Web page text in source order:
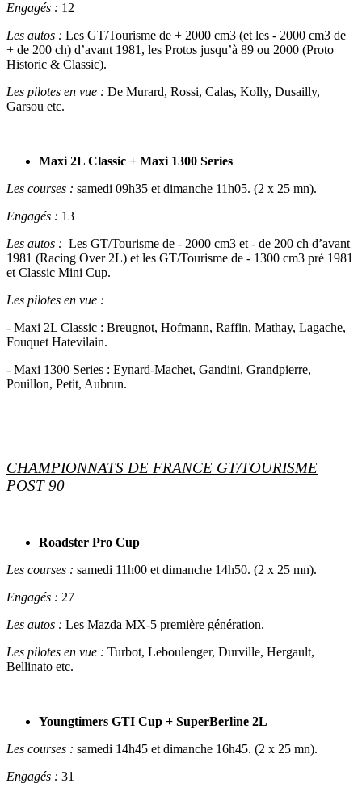
Engagés : 12
Les autos : Les GT/Tourisme de + 2000 cm3 (et les - 2000 cm3 de
+ de 200 ch) d’avant 1981, les Protos jusqu’à 89 ou 2000 (Proto
Historic & Classic).
Les pilotes en vue : De Murard, Rossi, Calas, Kolly, Dusailly,
Garsou etc.
Maxi 2L Classic + Maxi 1300 Series
Les courses : samedi 09h35 et dimanche 11h05. (2 x 25 mn).
Engagés : 13
Les autos : Les GT/Tourisme de - 2000 cm3 et - de 200 ch d’avant
1981 (Racing Over 2L) et les GT/Tourisme de - 1300 cm3 pré 1981
et Classic Mini Cup.
Les pilotes en vue :
- Maxi 2L Classic : Breugnot, Hofmann, Raffin, Mathay, Lagache,
Fouquet Hatevilain.
- Maxi 1300 Series : Eynard-Machet, Gandini, Grandpierre,
Pouillon, Petit, Aubrun.
CHAMPIONNATS DE FRANCE GT/TOURISME
POST 90
Roadster Pro Cup
Les courses : samedi 11h00 et dimanche 14h50. (2 x 25 mn).
Engagés : 27
Les autos : Les Mazda MX-5 première génération.
Les pilotes en vue : Turbot, Leboulenger, Durville, Hergault,
Bellinato etc.
Youngtimers GTI Cup + SuperBerline 2L
Les courses : samedi 14h45 et dimanche 16h45. (2 x 25 mn).
Engagés : 31